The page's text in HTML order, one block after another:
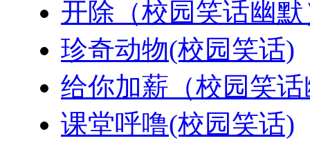
开除（校园笑话幽默
珍奇动物(校园笑话)
给你加薪（校园笑
课堂呼噜(校园笑话)